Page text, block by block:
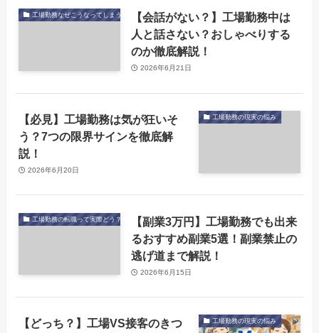
工場勤務なぜこうなってしまう
【会話がない？】工場勤務中は
人と話さない？おしゃべりする
のか徹底解説！
2026年6月21日
工場勤務の現実の悩み
【必見】工場勤務は気が狂いそ
う？7つの限界サインを徹底解
説！
2026年6月20日
工場勤務の転職って実際どう？
【副業3万円】工場勤務でも出来
るおすすめ副業5選！副業禁止の
逃げ道まで解説！
2026年6月15日
工場勤務の現実の悩み
【どっち？】工場VS接客のきつ